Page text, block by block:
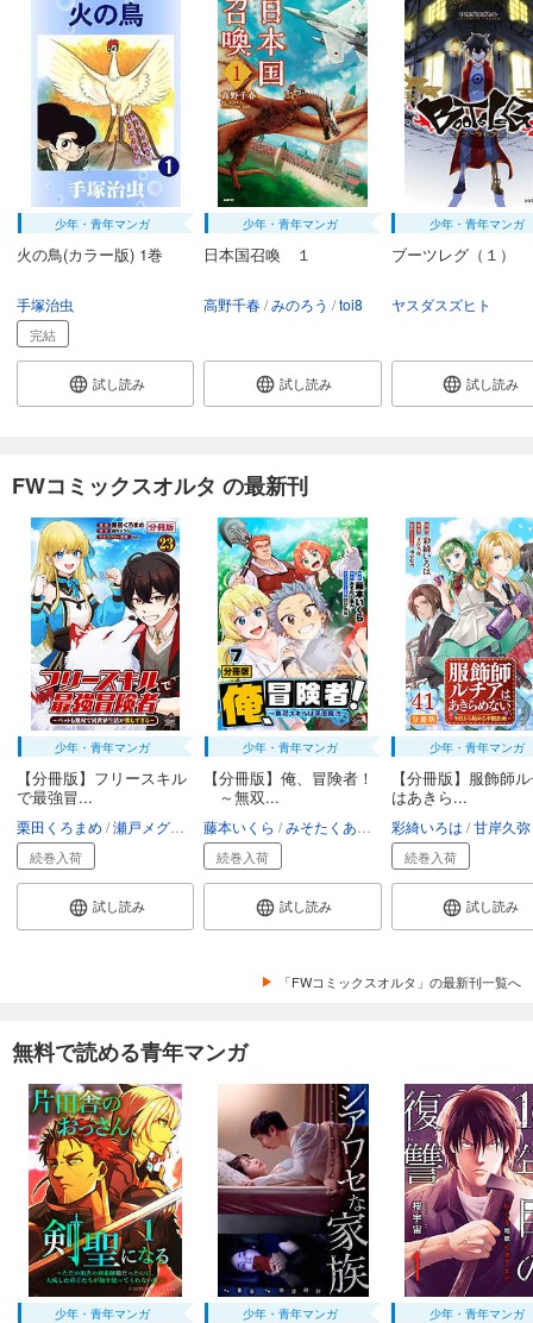
少年・青年マンガ
火の鳥(カラー版) 1巻
手塚治虫
完結
試し読み
少年・青年マンガ
日本国召喚 １
高野千春 みのろう toi8
試し読み
少年・青年マンガ
ブーツレグ（１）
ヤスダスズヒト
試し読み
FWコミックスオルタ の最新刊
少年・青年マンガ
【分冊版】フリースキル
で最強冒...
栗田くろまめ 瀬戸メグル kgr
続巻入荷
試し読み
少年・青年マンガ
【分冊版】俺、冒険者！
～無双...
藤本いくら みそたくあん りりんら
続巻入荷
試し読み
少年・青年マンガ
【分冊版】服飾師
はあきら...
彩綺いろは 甘岸久弥
続巻入荷
試し読み
「FWコミックスオルタ」の最新刊一覧へ
無料で読める青年マンガ
少年・青年マンガ 少年・青年マンガ 少年・青年マンガ